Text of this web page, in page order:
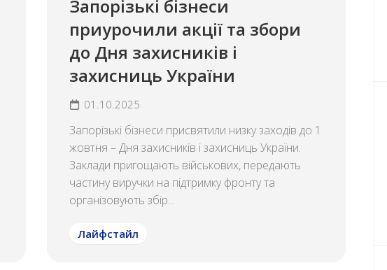
Запорізькі бізнеси
приурочили акції та збори
до Дня захисників і
захисниць України
01.10.2025
Запорізькі бізнеси присвятили низку заходів до 1
жовтня – Дня захисників і захисниць України.
Заклади пригощають військових, передають
частину виручки на підтримку фронту та
організовують збір...
Лайфстайл